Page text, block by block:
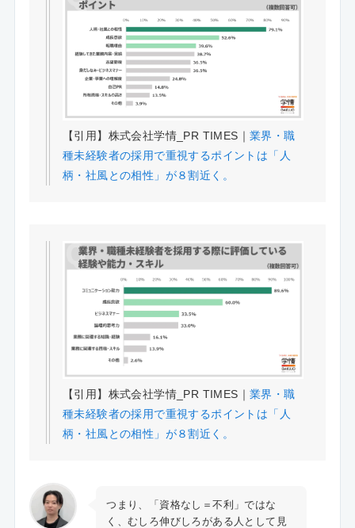
【引用】株式会社学情_PR TIMES｜ 業界・職
種未経験者の採用で重視するポイントは「人
柄・社風との相性」が８割近く。
【引用】株式会社学情_PR TIMES｜ 業界・職
種未経験者の採用で重視するポイントは「人
柄・社風との相性」が８割近く。
つまり、「資格なし＝不利」ではな
く、むしろ伸びしろがある人として見